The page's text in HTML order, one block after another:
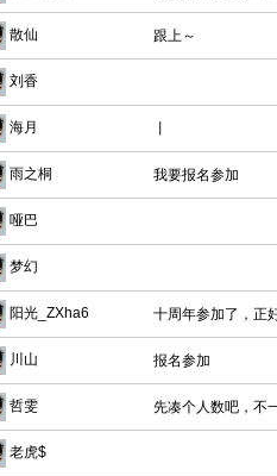
散仙 跟上～
刘香
海月
雨之桐 我要报名参加
哑巴
梦幻
阳光_ZXha6 十周年参加了，正
川山 报名参加
哲雯 先凑个人数吧，不
老虎$